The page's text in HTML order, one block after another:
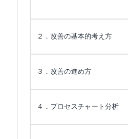
２．改善の基本的考え方
３．改善の進め方
４．プロセスチャート分析